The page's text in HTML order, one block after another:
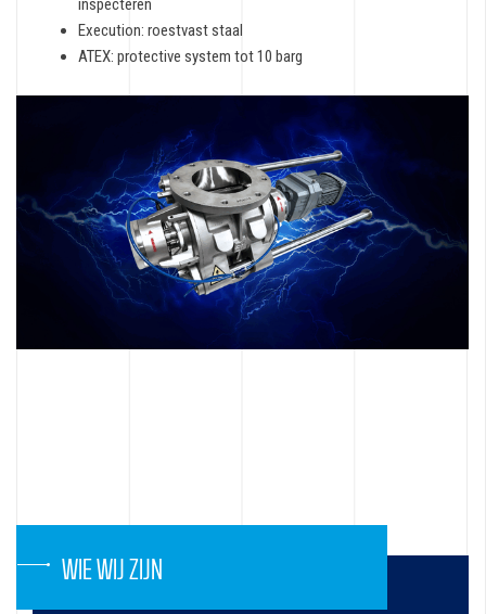
Execution: roestvast staal
ATEX: protective system tot 10 barg
WIE WIJ ZIJN